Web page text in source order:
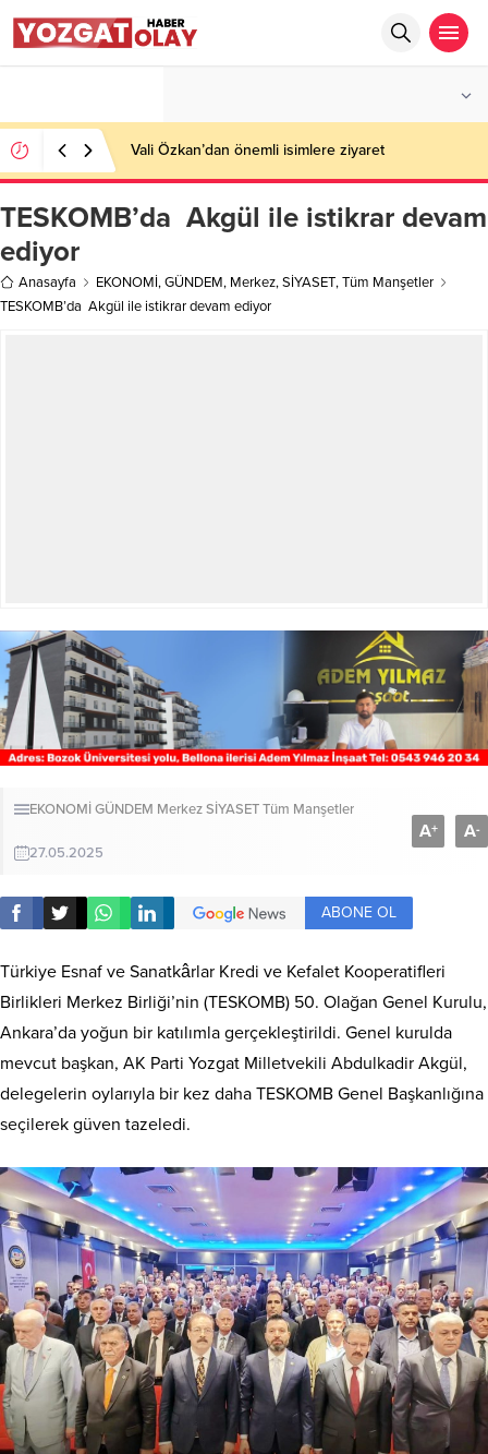
Vali Özkan’dan önemli isimlere ziyaret
TESKOMB’da Akgül ile istikrar devam
ediyor
Anasayfa EKONOMİ,GÜNDEM, Merkez,SİYASET,Tüm Manşetler
TESKOMB’da Akgül ile istikrar devam ediyor
EKONOMİGÜNDEM MerkezSİYASETTüm Manşetler
27.05.2025
A+ A-
ABONE OL
Türkiye Esnaf ve Sanatkârlar Kredi ve Kefalet Kooperatifleri
Birlikleri Merkez Birliği’nin (TESKOMB) 50. Olağan Genel Kurulu,
Ankara’da yoğun bir katılımla gerçekleştirildi. Genel kurulda
mevcut başkan, AK Parti Yozgat Milletvekili Abdulkadir Akgül,
delegelerin oylarıyla bir kez daha TESKOMB Genel Başkanlığına
seçilerek güven tazeledi.